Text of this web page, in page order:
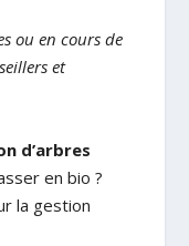
ou en cours de
et
d’arbres
en bio ?
la gestion